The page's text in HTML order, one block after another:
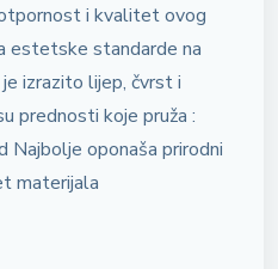
i kvalitet ovog
estetske standarde na
je izrazito lijep, čvrst i
prednosti koje pruža :
Najbolje oponaša prirodni
materijala